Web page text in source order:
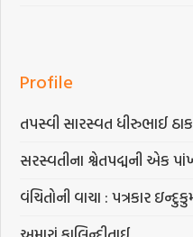
Profile
તપસ્વી સારસ્વત ધીરુભાઈ
સરસ્વતીના શ્વેતપદ્મની એક
વંચિતોની વાચા : પત્રકાર